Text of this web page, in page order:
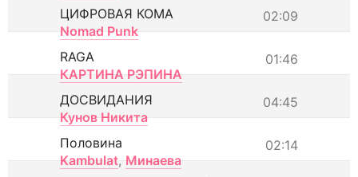
02:09
ЦИФРОВАЯ КОМА
Nomad Punk
01:46
RAGA
КАРТИНА РЭПИНА
04:45
ДОСВИДАНИЯ
Кунов Никита
02:14
Половина
Kambulat, Минаева